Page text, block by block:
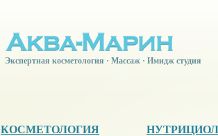
Экспертная косметология · Массаж · Имидж студия
КОСМЕТОЛОГИЯ